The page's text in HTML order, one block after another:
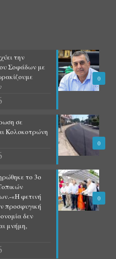
0
την
Σοφάδων με
0
σε
Κολοκοτρώνη
0
το 3ο
«Η φετινή
προσφυγική
δεν
μνήμη,